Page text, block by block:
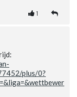
1
plus/0?